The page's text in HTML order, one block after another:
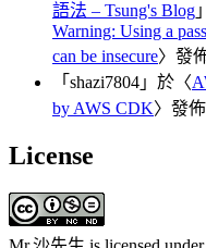
語法 – Tsung's Blog
Warning: Using a
can be insecure〉發
「 shazi7804 」於〈
by AWS CDK〉發
License